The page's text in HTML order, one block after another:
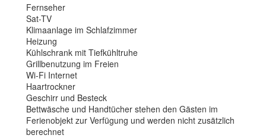
Fernseher
Sat-TV
Klimaanlage im Schlafzimmer
Heizung
Kühlschrank mit Tiefkühltruhe
Grillbenutzung im Freien
Wi-Fi Internet
Haartrockner
Geschirr und Besteck
Bettwäsche und Handtücher stehen den Gästen im
Ferienobjekt zur Verfügung und werden nicht zusätzlich
berechnet